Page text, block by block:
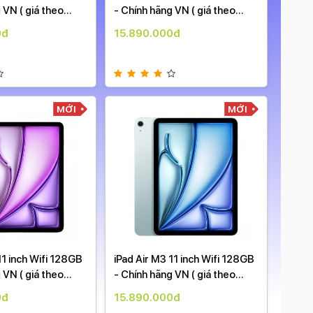
VN ( giá theo
MỚI
inch Wifi 128GB
VN ( giá theo
- Chính hãng VN ( giá theo
15.890.000đ
MỚI
iPad Air M3 11 inch Wifi 128GB
- Chính hãng VN ( giá theo
15.890.000đ